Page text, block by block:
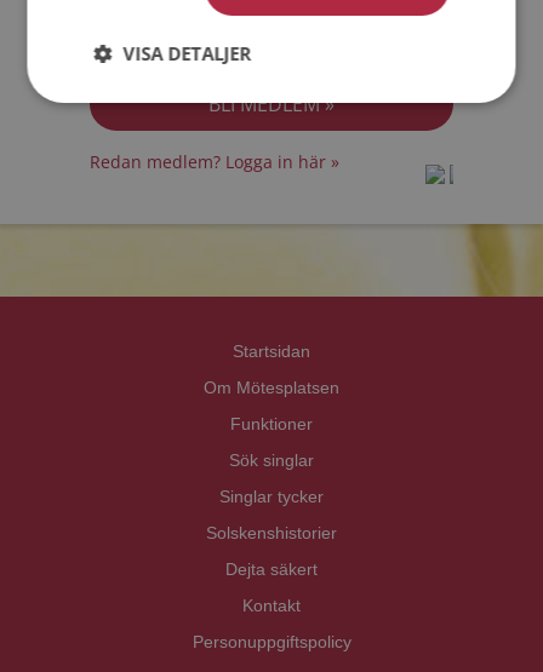
Medlemsvillkoren
Jag accepterarPersonuppgiftspolicyn
Redan medlem? Logga in här »
Startsidan
Om Mötesplatsen
Funktioner
Sök singlar
Singlar tycker
Solskenshistorier
Dejta säkert
Kontakt
Personuppgiftspolicy
VISA DETALJER